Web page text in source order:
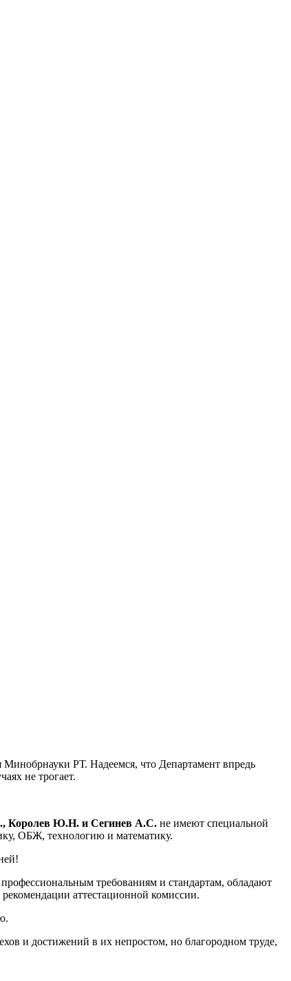
Минобрнауки РТ. Надеемся, что Департамент впредь
не трогает.
Королев Ю.Н. и Сегинев А.С. не имеют специальной
ОБЖ, технологию и математику.
требованиям и стандартам, обладают
аттестационной комиссии.
и достижений в их непростом, но благородном труде,